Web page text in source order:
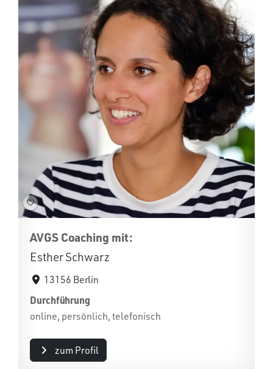
AVGS Coaching mit:
Esther Schwarz
13156 Berlin
Durchführung
online, persönlich, telefonisch
zum Profil